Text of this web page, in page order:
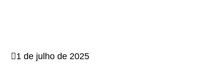
1 de julho de 2025